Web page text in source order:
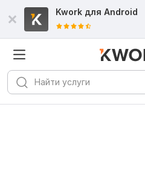
Kwork для Android